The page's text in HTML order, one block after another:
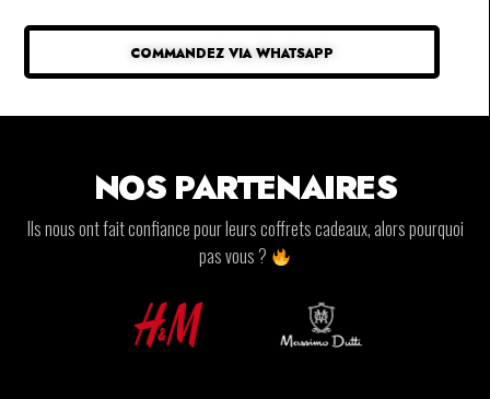
COMMANDEZ VIA WHATSAPP
NOS PARTENAIRES
Ils nous ont fait confiance pour leurs coffrets cadeaux, alors pourquoi
pas vous ?